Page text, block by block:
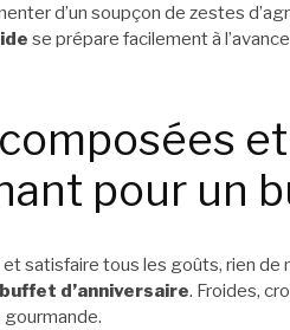
d’un soupçon de zestes
se prépare facilement à
pour un
et satisfaire tous les goûts, rien de
buffet d’anniversaire. Froides,